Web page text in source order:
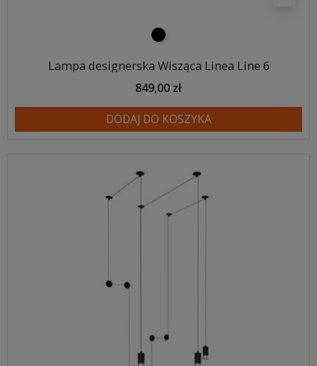
czarny
Lampa designerska Wisząca Linea Line 6
849,00 zł
DODAJ DO KOSZYKA